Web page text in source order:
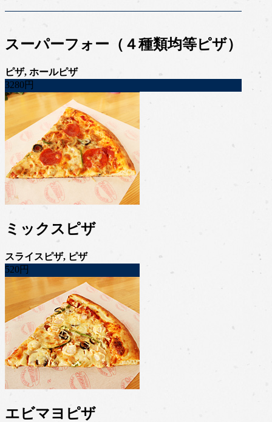
スーパーフォー（４種類均等ピザ）
ピザ, ホールピザ
3280円
ミックスピザ
スライスピザ, ピザ
520円
エビマヨピザ